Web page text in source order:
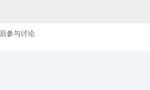
律所代理美国艺术家
后参与讨论